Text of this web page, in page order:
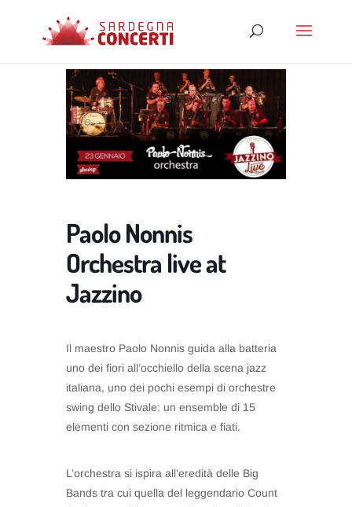
Paolo Nonnis
Orchestra live at
Jazzino
Il maestro Paolo Nonnis guida alla batteria
uno dei fiori all’occhiello della scena jazz
italiana, uno dei pochi esempi di orchestre
swing dello Stivale: un ensemble di 15
elementi con sezione ritmica e fiati.
L’orchestra si ispira all’eredità delle Big
Bands tra cui quella del leggendario Count